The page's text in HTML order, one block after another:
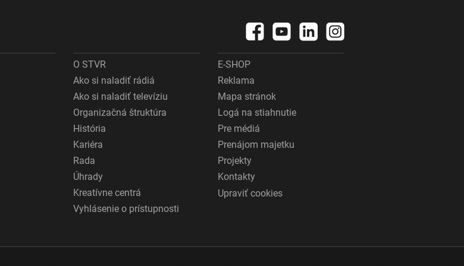
O STVR
Ako si naladiť rádiá
Ako si naladiť televíziu
Organizačná štruktúra
História
Kariéra
Rada
Úhrady
Kreatívne centrá
Vyhlásenie o prístupnosti
E-SHOP
Reklama
Mapa stránok
Logá na stiahnutie
Pre médiá
Prenájom majetku
Projekty
Kontakty
Upraviť cookies